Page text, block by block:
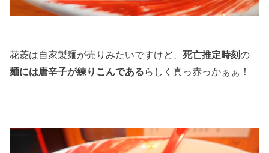
花菱は自家製麺が売りみたいですけど、死亡推定時刻の
麺には唐辛子が練りこんであるらしく真っ赤っかぁぁ！